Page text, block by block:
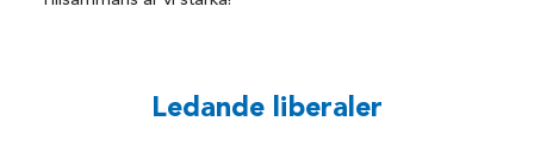
Ledande liberaler